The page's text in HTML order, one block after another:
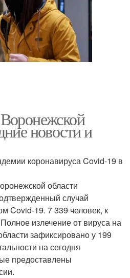
новости и
коронавируса Covid-19 в
области
случай
Covid-19. 7 339 человек, к
излечение от вируса на
зафиксировано у 199
на сегодня
предоставлены